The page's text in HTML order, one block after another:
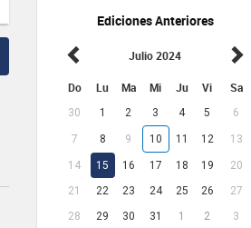
Ediciones Anteriores
Julio 2024
Do Lu Ma Mi Ju Vi Sa
30 1 2 3 4 5 6
7 8 9 10 11 12 13
14 15 16 17 18 19
20
21
22 23 24 25 26
27
28
29 30 31 1 2
3